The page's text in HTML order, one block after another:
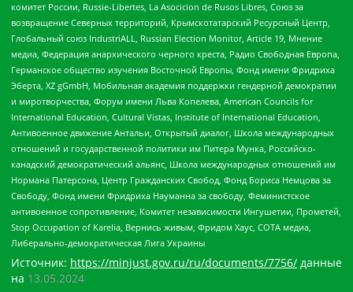
комитет России, Russie-Libertes, La Asocicion de Rusos Libres, Союз за
возвращение Северных территорий, Крымскотатарский Ресурсный Центр,
Глобальный союз IndustriALL, Russian Election Monitor, Article 19, Мнение
медиа, Федерация анархического черного креста, Радио Свободная Европа,
Германское общество изучения Восточной Европы, Фонд имени Фридриха
Эберта, XZ gGmbH, Мобильная академия поддержки гендерной демократии
и миротворчества, Форум имени Льва Копелева, American Councils for
International Education, Cultural Vistas, Institute of International Education,
Антивоенное движение Антальи, Открытый диалог, Школа международных
отношений и государственной политики им Питера Мунка, Российско-
канадский демократический альянс, Школа международных отношений им
Нормана Патерсона, Центр Гражданских Свобод, Фонд Бориса Немцова за
Свободу, Фонд имени Фридриха Науманна за свободу, Феминистское
антивоенное сопротивление, Комитет независимости Ингушетии, Прометей,
Stop Occupation of Karelia, Вернись живым, Фридом Хаус, СОТА медиа,
Либерально-демократическая Лига Украины
Источник: https://minjust.gov.ru/ru/documents/7756/ данные
на 13.05.2024